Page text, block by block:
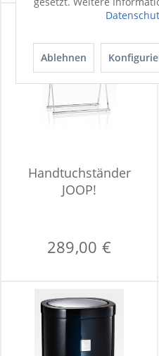
Handtuchständer
JOOP!
289,00 €
Ablehnen